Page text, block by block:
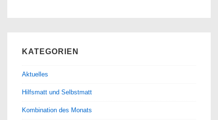
KATEGORIEN
Aktuelles
Hilfsmatt und Selbstmatt
Kombination des Monats